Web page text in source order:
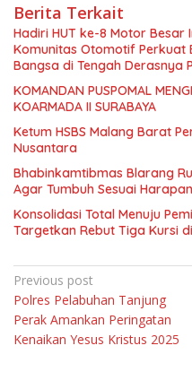
Berita Terkait
Hadiri HUT ke-8 Motor Besar
Komunitas Otomotif Perkuat
Bangsa di Tengah Derasnya
KOMANDAN PUSPOMAL
KOARMADA II SURABAYA
Ketum HSBS Malang Barat
Nusantara
Bhabinkamtibmas Blarang
Agar Tumbuh Sesuai Harapan
Konsolidasi Total Menuju
Targetkan Rebut Tiga Kursi
Navigasi
pos
Previous post
Polres Pelabuhan Tanjung
Perak Amankan Peringatan
Kenaikan Yesus Kristus 2025